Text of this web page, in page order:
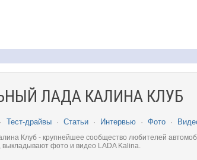
ЛАДА КАЛИНА КЛУБ
· Тест-драйвы · Статьи · Интервью · Фото ·
Клуб - крупнейшее сообщество любителей
выкладывают фото и видео LADA Kalina.